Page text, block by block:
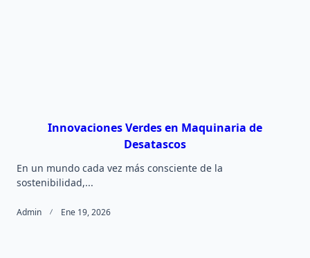
Innovaciones Verdes en Maquinaria de
Desatascos
En un mundo cada vez más consciente de la
sostenibilidad,...
Admin Ene 19, 2026